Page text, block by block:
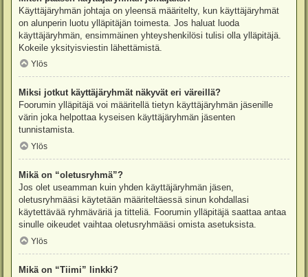
Käyttäjäryhmän johtaja on yleensä määritelty, kun käyttäjäryhmät
on alunperin luotu ylläpitäjän toimesta. Jos haluat luoda
käyttäjäryhmän, ensimmäinen yhteyshenkilösi tulisi olla ylläpitäjä.
Kokeile yksityisviestin lähettämistä.
Ylös
Miksi jotkut käyttäjäryhmät näkyvät eri väreillä?
Foorumin ylläpitäjä voi määritellä tietyn käyttäjäryhmän jäsenille
värin joka helpottaa kyseisen käyttäjäryhmän jäsenten
tunnistamista.
Ylös
Mikä on “oletusryhmä”?
Jos olet useamman kuin yhden käyttäjäryhmän jäsen,
oletusryhmääsi käytetään määriteltäessä sinun kohdallasi
käytettävää ryhmäväriä ja titteliä. Foorumin ylläpitäjä saattaa antaa
sinulle oikeudet vaihtaa oletusryhmääsi omista asetuksista.
Ylös
Mikä on “Tiimi” linkki?